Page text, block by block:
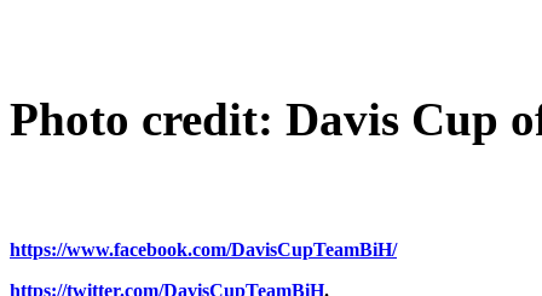
Photo credit: Davis Cup
https://www.facebook.com/DavisCupTeamBiH/
https://twitter.com/DavisCupTeamBiH.